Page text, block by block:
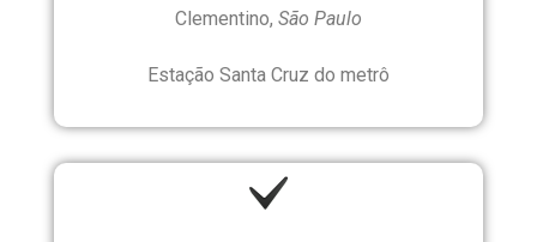
Clementino, São Paulo
Estação Santa Cruz do metrô